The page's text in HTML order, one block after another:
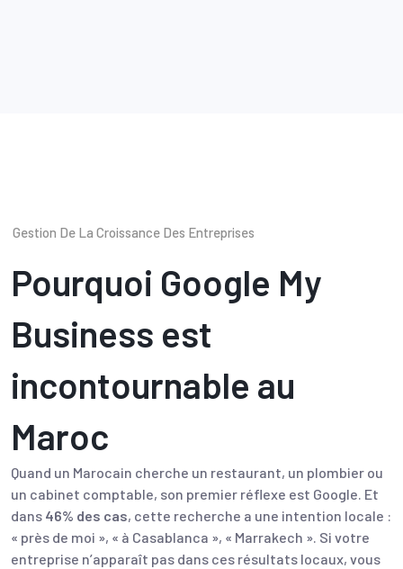
Gestion De La Croissance Des Entreprises
Pourquoi Google My
Business est
incontournable au
Maroc
Quand un Marocain cherche un restaurant, un plombier ou
un cabinet comptable, son premier réflexe est Google. Et
dans 46% des cas, cette recherche a une intention locale :
« près de moi », « à Casablanca », « Marrakech ». Si votre
entreprise n’apparaît pas dans ces résultats locaux, vous